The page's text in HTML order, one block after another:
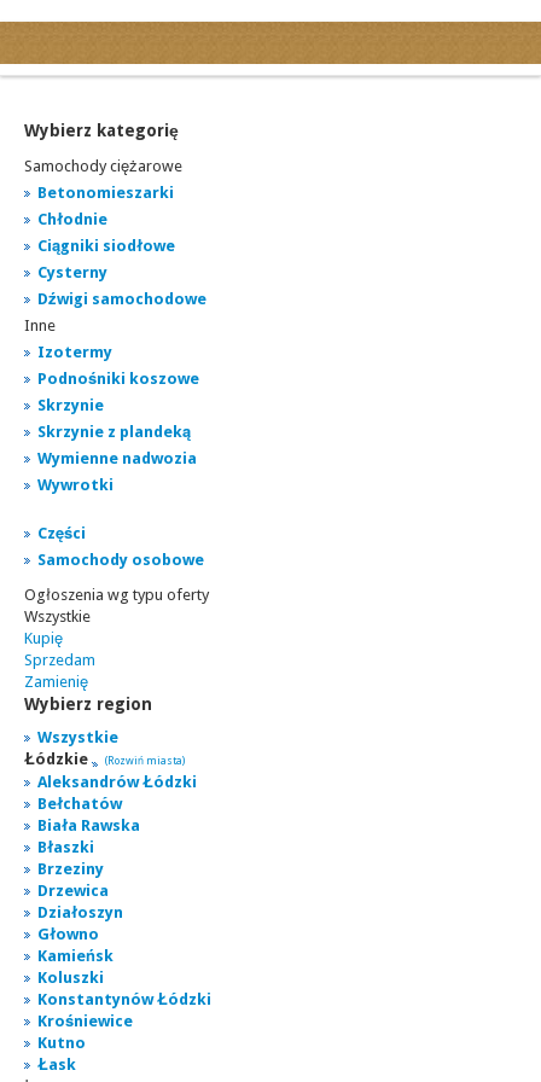
Ogłoszenia motoryzacyjne
Ogłoszenia nieruchomości
Ogłoszenia praca
Ogłoszenia turystyka
Ogłoszenia towarzyskie
Regiony
miasta...
Wybierz kategorię
Samochody ciężarowe
Betonomieszarki
Chłodnie
Ciągniki siodłowe
Cysterny
Dźwigi samochodowe
Inne
Izotermy
Podnośniki koszowe
Skrzynie
Skrzynie z plandeką
Wymienne nadwozia
Wywrotki
Części
Samochody osobowe
Ogłoszenia wg typu oferty
Wszystkie
Kupię
Sprzedam
Zamienię
Wybierz region
Wszystkie
Łódzkie
(Rozwiń miasta)
Aleksandrów Łódzki
Bełchatów
Biała Rawska
Błaszki
Brzeziny
Drzewica
Działoszyn
Głowno
Kamieńsk
Koluszki
Konstantynów Łódzki
Krośniewice
Kutno
Łask